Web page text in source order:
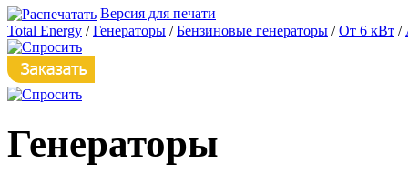
Версия для печати
Total Energy /Генераторы /Бензиновые генераторы /От 6 кВт /
Генераторы